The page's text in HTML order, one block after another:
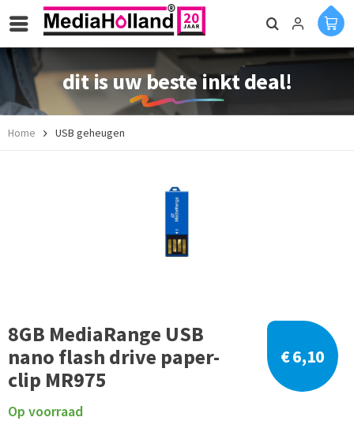
dit is uw beste inkt deal!
Home USB geheugen
8GB MediaRange USB
nano flash drive paper-
clip MR975
€ 6,10
Op voorraad